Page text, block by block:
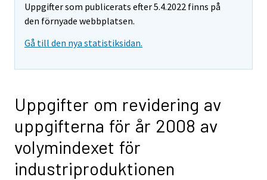
Uppgifter som publicerats efter 5.4.2022 finns på
den förnyade webbplatsen.
Gå till den nya statistiksidan.
Uppgifter om revidering av
uppgifterna för år 2008 av
volymindexet för
industriproduktionen